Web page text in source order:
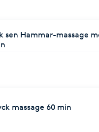
sen Hammar-massage
massage 60 min